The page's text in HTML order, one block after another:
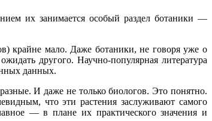
их занимается особый раздел ботаники —
крайне мало. Даже ботаники, не говоря уже о
другого. Научно-популярная литература
данных.
И даже не только биологов. Это понятно.
что эти растения заслуживают самого
— в плане их практического значения и